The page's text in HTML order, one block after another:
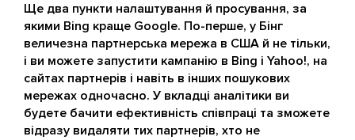
Ще два пункти налаштування й просування, за
якими Bing краще Google. По-перше, у Бінг
величезна партнерська мережа в США й не тільки,
і ви можете запустити кампанію в Bing і Yahoo!, на
сайтах партнерів і навіть в інших пошукових
мережах одночасно. У вкладці аналітики ви
будете бачити ефективність співпраці та зможете
відразу видаляти тих партнерів, хто не